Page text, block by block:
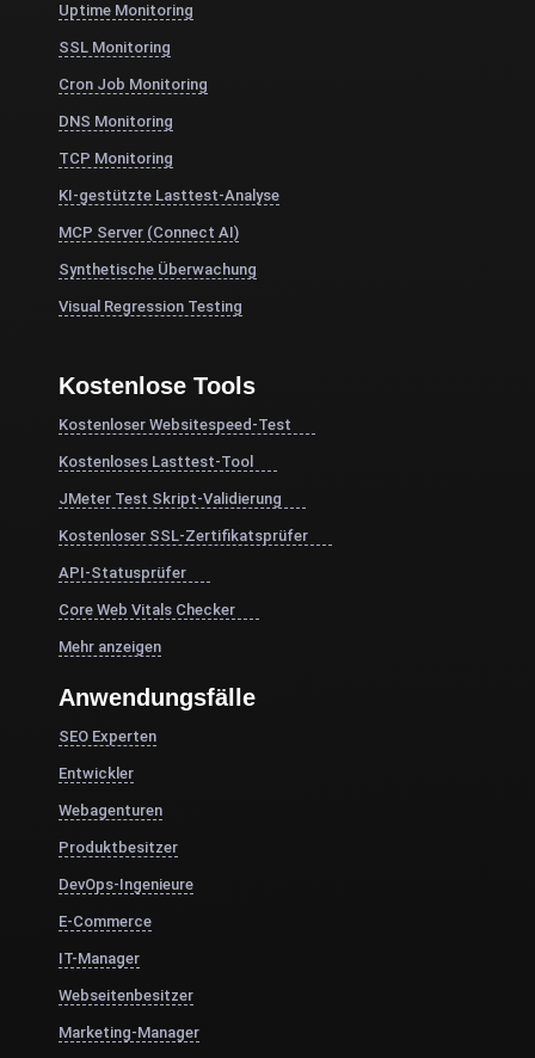
Uptime Monitoring
SSL Monitoring
Cron Job Monitoring
DNS Monitoring
TCP Monitoring
KI-gestützte Lasttest-Analyse
MCP Server (Connect AI)
Synthetische Überwachung
Visual Regression Testing
Kostenlose Tools
Kostenloser Websitespeed-Test
Kostenloses Lasttest-Tool
JMeter Test Skript-Validierung
Kostenloser SSL-Zertifikatsprüfer
API-Statusprüfer
Core Web Vitals Checker
Mehr anzeigen
Anwendungsfälle
SEO Experten
Entwickler
Webagenturen
Produktbesitzer
DevOps-Ingenieure
E-Commerce
IT-Manager
Webseitenbesitzer
Marketing-Manager